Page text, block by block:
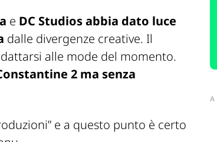
e DC Studios abbia dato luce
dalle divergenze creative. Il
alle mode del momento.
2 ma senza
e a questo punto è certo